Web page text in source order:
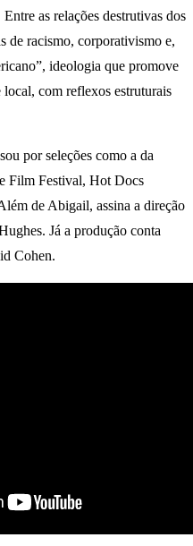
as relações destrutivas dos
de racismo, corporativismo e,
ideologia que promove
com reflexos estruturais
por seleções como a da
Film Festival, Hot Docs
de Abigail, assina a direção
Já a produção conta
Cohen.